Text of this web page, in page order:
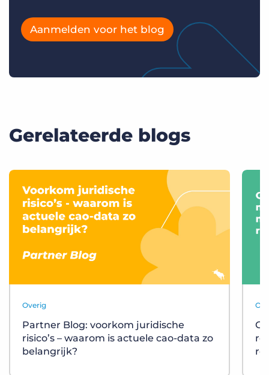
Aanmelden voor het blog
Gerelateerde blogs
Overig
Partner Blog: voorkom juridische
risico’s – waarom is actuele cao-data zo
belangrijk?